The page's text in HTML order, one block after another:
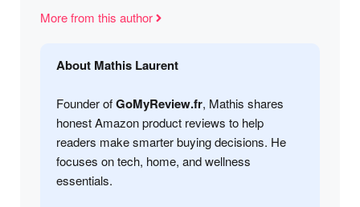
More from this author
About Mathis Laurent
Founder ofGoMyReview.fr, Mathis shares
honest Amazon product reviews to help
readers make smarter buying decisions. He
focuses on tech, home, and wellness
essentials.